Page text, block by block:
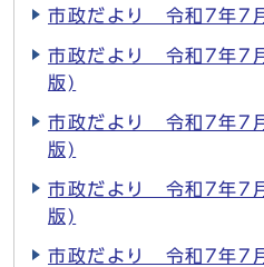
市政だより 令和7年7
市政だより 令和7年7
版)
市政だより 令和7年7
版)
市政だより 令和7年7
版)
市政だより 令和7年7